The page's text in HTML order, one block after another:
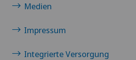
Medien
Impressum
Integrierte Versorgung